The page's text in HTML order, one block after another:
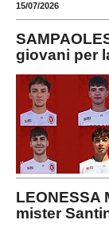
15/07/2026
giovani per
LEONESSA
mister